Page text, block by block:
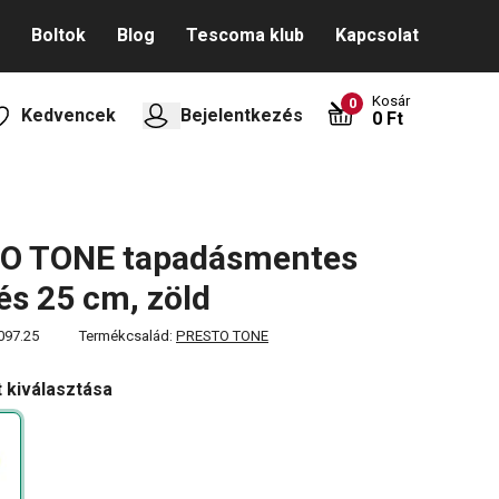
Boltok Blog Tescoma klub Kapcsolat
Kedvencek Bejelentkezés
0 Kosár
0 Ft
TONE tapadásmentes
25 cm, zöld
Termékcsalád: PRESTO TONE
kiválasztása